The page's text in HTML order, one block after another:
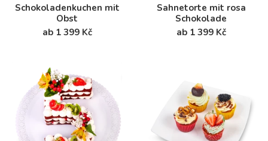
Schokoladenkuchen mit
Obst
ab 1 399 Kč
Sahnetorte mit rosa
Schokolade
ab 1 399 Kč